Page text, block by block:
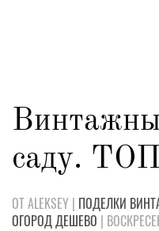
саду.
ОТ ALEKSEY | ПОДЕЛКИ
ОГОРОДДЕШЕВО |